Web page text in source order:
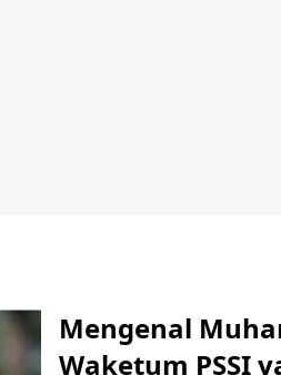
Mengenal
Waketum PSSI